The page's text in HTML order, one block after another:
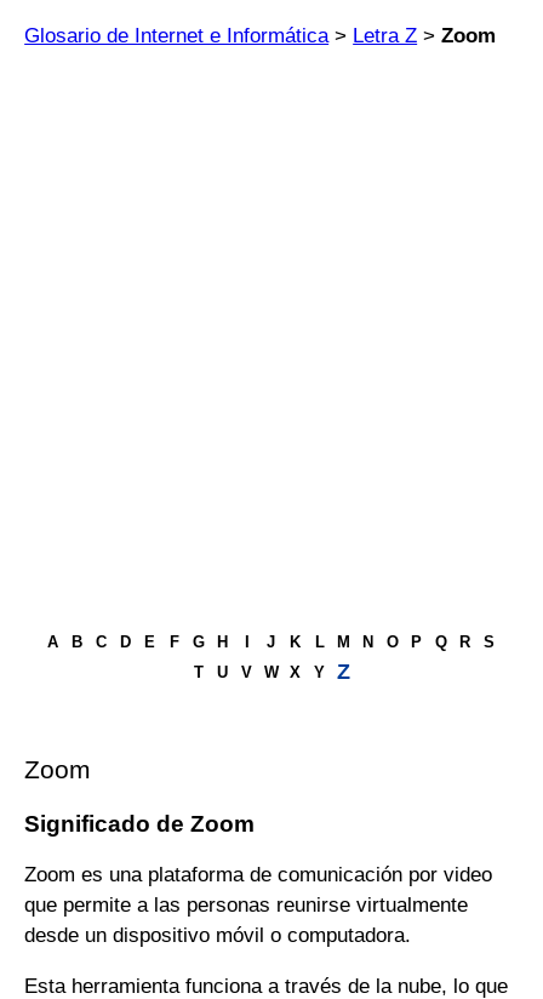
Glosario de Internet e Informática> Letra Z >Zoom
A B C D E F G H J K L M N O P Q R
S
T
U V W X Y Z
Zoom
Significado de Zoom
Zoom es una plataforma de comunicación por video
que permite a las personas reunirse virtualmente
desde un dispositivo móvil o computadora.
Esta herramienta funciona a través de la nube, lo que